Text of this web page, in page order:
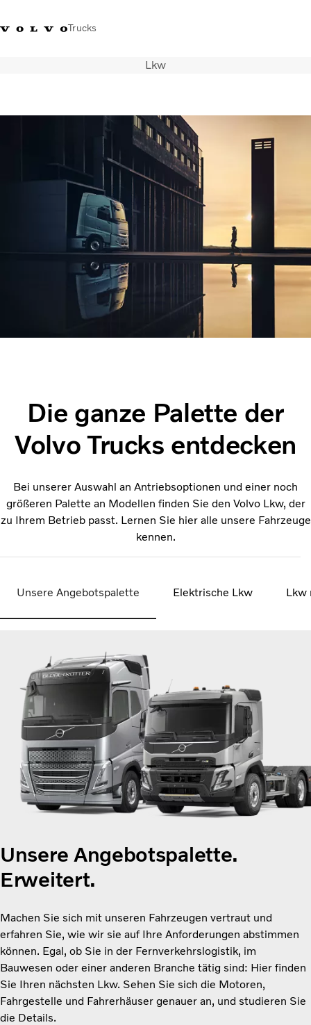
Trucks
Volvo Merchandise Shop
Lkw
Dienstleistungen
Lkw
Die ganze Palette der
Volvo Trucks entdecken
Bei unserer Auswahl an Antriebsoptionen und einer noch
größeren Palette an Modellen finden Sie den Volvo Lkw, der
zu Ihrem Betrieb passt. Lernen Sie hier alle unsere Fahrzeuge
kennen.
Unsere Angebotspalette Elektrische Lkw Lkw
Unsere Angebotspalette.
Erweitert.
Machen Sie sich mit unseren Fahrzeugen vertraut und
erfahren Sie, wie wir sie auf Ihre Anforderungen abstimmen
können. Egal, ob Sie in der Fernverkehrslogistik, im
Bauwesen oder einer anderen Branche tätig sind: Hier finden
Sie Ihren nächsten Lkw. Sehen Sie sich die Motoren,
Fahrgestelle und Fahrerhäuser genauer an, und studieren Sie
die Details.